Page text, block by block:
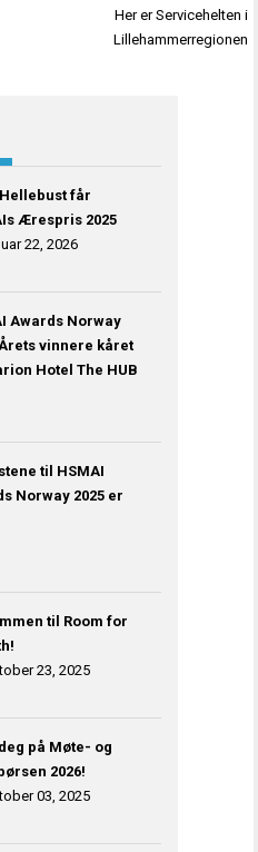
Her er Servicehelten i
Lillehammerregionen
får
Ærespris 2025
22, 2026
Awards Norway
vinnere kåret
Hotel The HUB
til HSMAI
Norway 2025 er
til Room for
23, 2025
på Møte- og
2026!
03, 2025